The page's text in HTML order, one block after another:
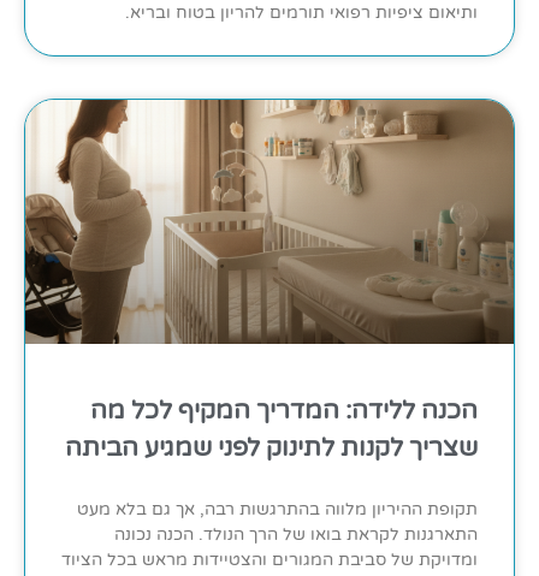
ותיאום ציפיות רפואי תורמים להריון בטוח ובריא.
הכנה ללידה: המדריך המקיף לכל מה
שצריך לקנות לתינוק לפני שמגיע הביתה
תקופת ההיריון מלווה בהתרגשות רבה, אך גם בלא מעט
התארגנות לקראת בואו של הרך הנולד. הכנה נכונה
ומדויקת של סביבת המגורים והצטיידות מראש בכל הציוד